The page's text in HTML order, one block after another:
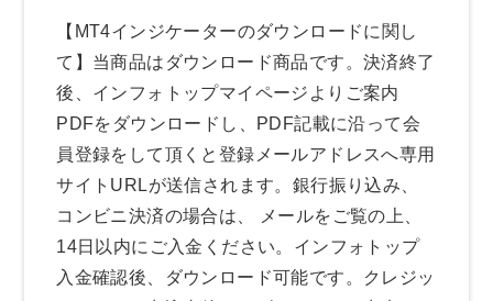
【MT4インジケーターのダウンロードに関し
て】当商品はダウンロード商品です。決済終了
後、インフォトップマイページよりご案内
PDFをダウンロードし、PDF記載に沿って会
員登録をして頂くと登録メールアドレスへ専用
サイトURLが送信されます。銀行振り込み、
コンビニ決済の場合は、 メールをご覧の上、
14日以内にご入金ください。インフォトップ
入金確認後、ダウンロード可能です。クレジッ